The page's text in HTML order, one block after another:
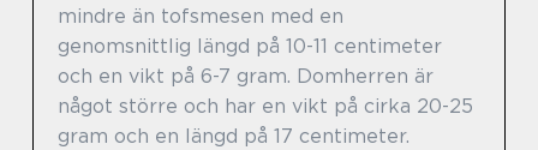
mindre än tofsmesen med en
genomsnittlig längd på 10-11 centimeter
och en vikt på 6-7 gram. Domherren är
något större och har en vikt på cirka 20-25
gram och en längd på 17 centimeter.